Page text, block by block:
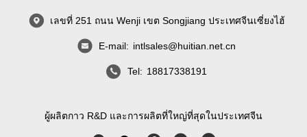
เลขที่ 251 ถนน Wenji เขต Songjiang ประเทศจีนเซี่ยงไฮ้
E-mail: intlsales@huitian.net.cn
Tel: 18817338191
ผู้ผลิตกาว R&D และการผลิตที่ใหญ่ที่สุดในประเทศจีน